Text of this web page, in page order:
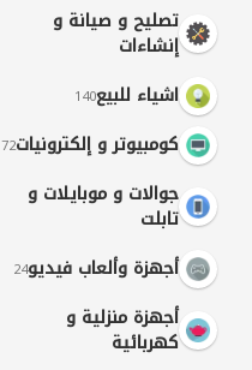
تصليح و صيانة و
إنشاءات
اشياء للبيع140
كومبيوتر و إلكترونيات72
جوالات و موبايلات و
تابلت
أجهزة وألعاب فيديو24
أجهزة منزلية و
كهربائية